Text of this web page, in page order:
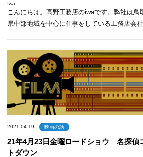
Iwa
こんにちは。高野工務店のiwaです。弊社は鳥
県中部地域を中心に仕事をしている工務店会
2021.04.19 映画の話
21年4月23日金曜ロードショウ 名探偵
トダウン